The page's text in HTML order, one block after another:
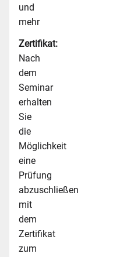
und
mehr
Zertifikat:
Nach
dem
Seminar
erhalten
Sie
die
Möglichkeit
eine
Prüfung
abzuschließen
mit
dem
Zertifikat
zum